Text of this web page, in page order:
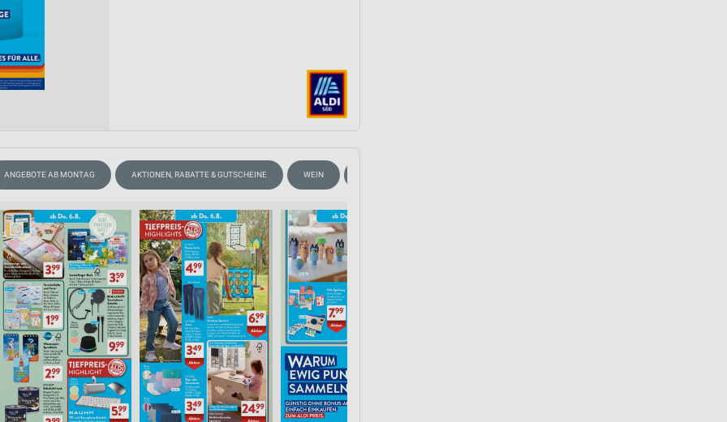
ANGEBOTE AB MONTAG AKTIONEN, RABATTE & GUTSCHEINE WEIN